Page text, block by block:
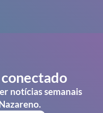
notícias semanais